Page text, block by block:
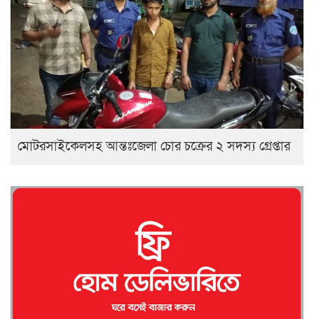
মোটরসাইকেলসহ আন্তঃজেলা চোর চক্রের ২ সদস্য গ্রেপ্তার